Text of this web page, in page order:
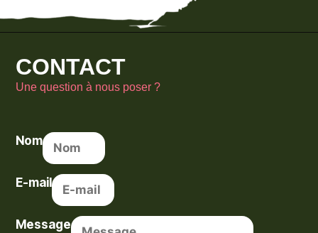
CONTACT
Une question à nous poser ?
Nom
E-mail
Message